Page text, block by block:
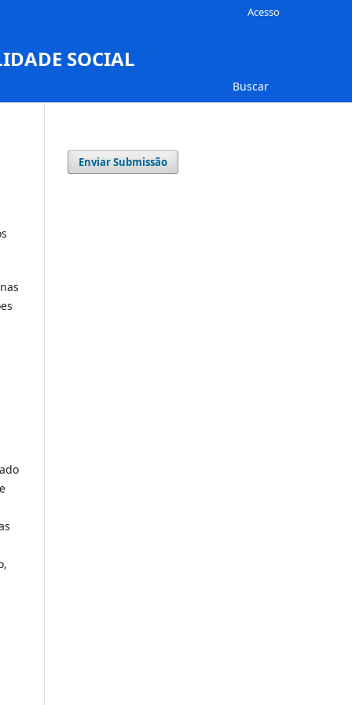
SOCIAL
Buscar
Acesso
Enviar Submissão